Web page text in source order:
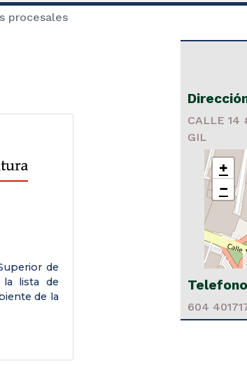
procesales
de
lista de
de la
SALA CIVIL
Medellín INVITA A
CALLE 14
GIL
+
−
Telefono
604